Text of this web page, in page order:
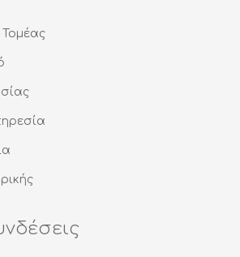
Τομέας